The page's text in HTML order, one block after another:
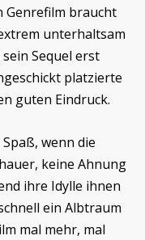
Genrefilm braucht
unterhaltsam
Sequel erst
platzierte
guten Eindruck.
wenn die
keine Ahnung
ihre Idylle ihnen
ein Albtraum
mal mehr, mal